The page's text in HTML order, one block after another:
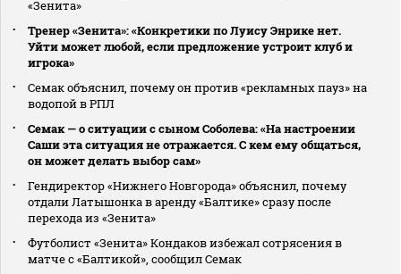
«Зенита»
Тренер «Зенита»: «Конкретики по Луису Энрике нет.
Уйти может любой, если предложение устроит клуб и
игрока»
Семак объяснил, почему он против «рекламных пауз» на
водопой в РПЛ
Семак — о ситуации с сыном Соболева: «На настроении
Саши эта ситуация не отражается. С кем ему общаться,
он может делать выбор сам»
Гендиректор «Нижнего Новгорода» объяснил, почему
отдали Латышонка в аренду «Балтике» сразу после
перехода из «Зенита»
Футболист «Зенита» Кондаков избежал сотрясения в
матче с «Балтикой», сообщил Семак